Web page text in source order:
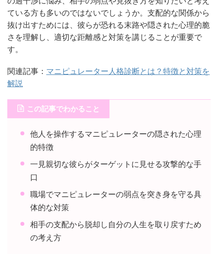
ている方も多いのではないでしょうか。支配的な関係から
抜け出すためには、彼らが恐れる末路や隠された心理的脆
さを理解し、適切な距離感と対策を講じることが重要で
す。
関連記事： マニピュレーター人格診断とは？特徴と対策を
解説
この記事でわかること
他人を操作するマニピュレーターの隠された心理
的特徴
一見親切な彼らがターゲットに見せる攻撃的な手
口
職場でマニピュレーターの弱点を突き身を守る具
体的な対策
相手の支配から脱却し自分の人生を取り戻すため
の考え方